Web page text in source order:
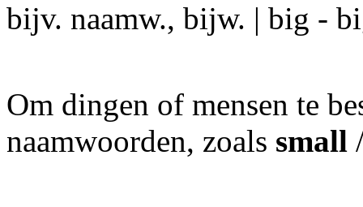
bijv. naamw., bijw. | big -
Om dingen of mensen te
naamwoorden, zoals small